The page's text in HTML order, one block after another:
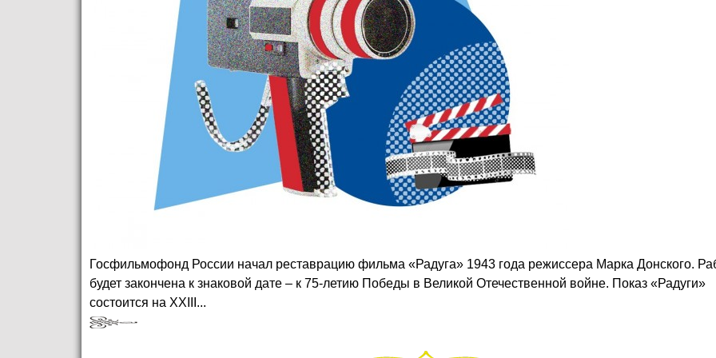
Госфильмофонд России начал реставрацию фильма «Радуга» 1943 года режиссера Марка Донского.
будет закончена к знаковой дате – к 75-летию Победы в Великой Отечественной войне. Показ «Радуги»
состоится на XXIII...